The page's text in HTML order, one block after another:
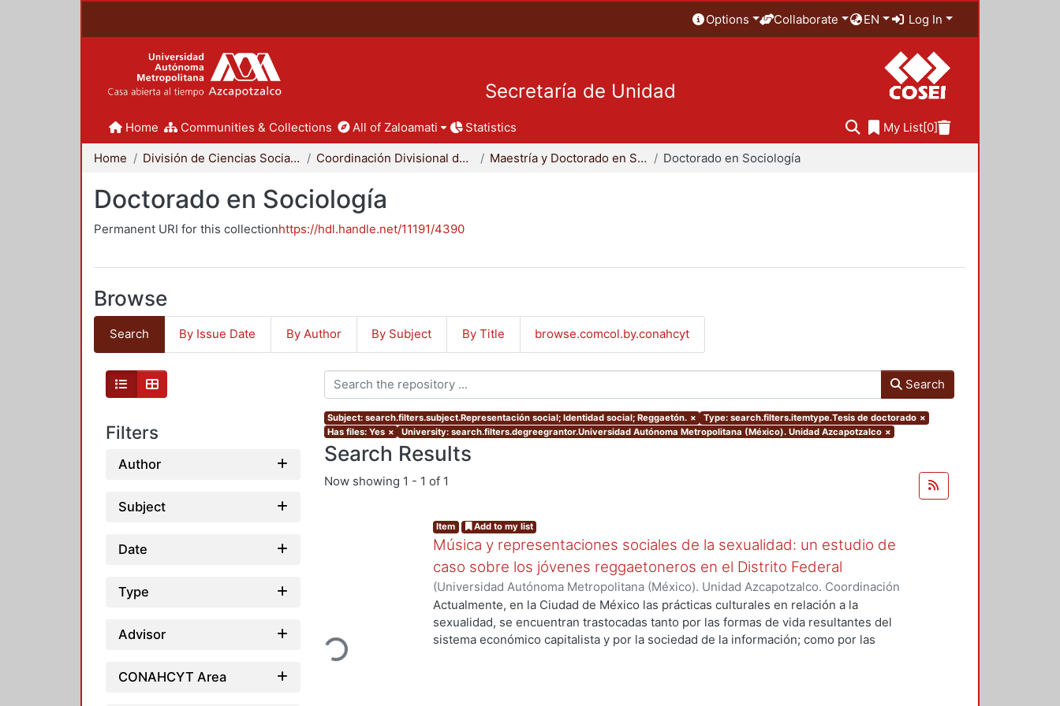
Options Collaborate EN Log In
Secretaría de Unidad
Home Communities & Collections All of Zaloamati Statistics My List[0]
Home División de Ciencias Sociales y Humanidades Coordinación Divisional de Posgrado Maestría y Doctorado en Sociología Doctorado en Sociología
Doctorado en Sociología
Permanent URI for this collectionhttps://hdl.handle.net/11191/4390
Browse
Search By Issue Date By Author By Subject By Title browse.comcol.by.conahcyt
Filters
Author
Subject
Date
Type
Advisor
CONAHCYT Area
Search
Subject: search.filters.subject.Representación social; Identidad social; Reggaetón. × Type: search.filters.itemtype.Tesis de doctorado ×
Has files: Yes × University: search.filters.degreegrantor.Universidad Autónoma Metropolitana (México). Unidad Azcapotzalco ×
Search Results
Now showing 1 - 1 of 1
Loading...
Item Add to my list
Música y representaciones sociales de la sexualidad: un estudio de
caso sobre los jóvenes reggaetoneros en el Distrito Federal
(Universidad Autónoma Metropolitana (México). Unidad Azcapotzalco. Coordinación
de Servicios de Información., 2013-10)MARTINEZ NORIEGA, DULCE ASELA
Actualmente, en la Ciudad de México las prácticas culturales en relación a la
sexualidad, se encuentran trastocadas tanto por las formas de vida resultantes del
sistema económico capitalista y por la sociedad de la información; como por las